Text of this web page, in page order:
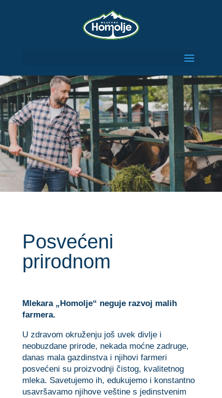
Posvećeni
prirodnom
Mlekara „Homolje“ neguje razvoj malih
farmera.
U zdravom okruženju još uvek divlje i
neobuzdane prirode, nekada moćne zadruge,
danas mala gazdinstva i njihovi farmeri
posvećeni su proizvodnji čistog, kvalitetnog
mleka. Savetujemo ih, edukujemo i konstantno
usavršavamo njihove veštine s jedinstvenim